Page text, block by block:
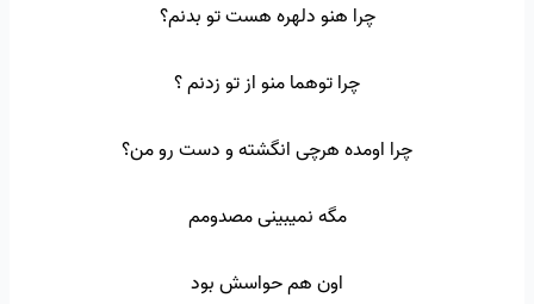
چرا هنو دلهره هست تو بدنم؟
چرا توهما منو از تو زدنم ؟
چرا اومده هرچی انگشته و دست رو من؟
مگه نمیبینی مصدومم
اون هم حواسش بود